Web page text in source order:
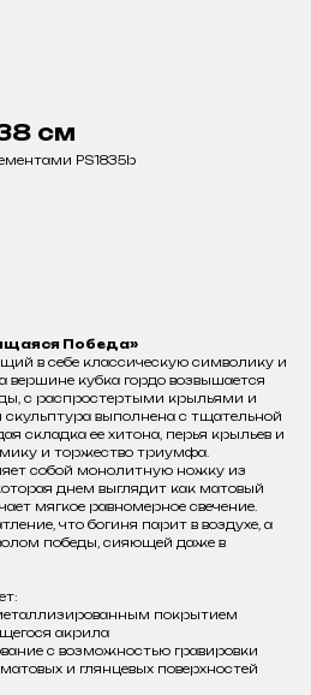
см
PS1835b
Победа»
в себе классическую символику и
кубка гордо возвышается
с распростертыми крыльями и
выполнена с тщательной
складка ее хитона, перья крыльев и
и торжество триумфа.
собой монолитную ножку из
днем выглядит как матовый
мягкое равномерное свечение.
что богиня парит в воздухе, а
победы, сияющей даже в
покрытием
акрила
с возможностью гравировки
и глянцевых поверхностей